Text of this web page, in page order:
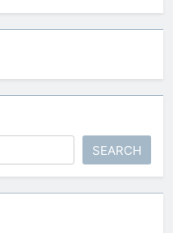
SEARCH